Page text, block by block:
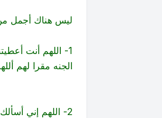
ليس هناك أجمل من
1- اللهم أنت
الجنه مقرا لهم
2- اللهم إني